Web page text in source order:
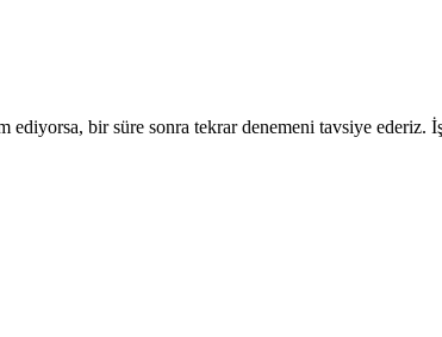
ediyorsa, bir süre sonra tekrar denemeni tavsiye